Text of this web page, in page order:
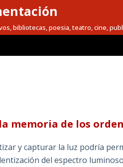
bibliotecas, poesia, teatro, cine,
memoria de los
y capturar la luz podría
del espectro